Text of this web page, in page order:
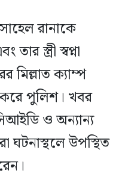
রানাকে
স্ত্রী স্বপ্না
মিল্লাত ক্যাম্প
করে পুলিশ। খবর
ও অন্যান্য
ঘটনাস্থলে উপস্থিত